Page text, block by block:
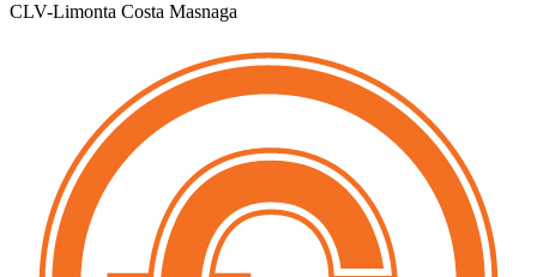
CLV-Limonta Costa Masnaga